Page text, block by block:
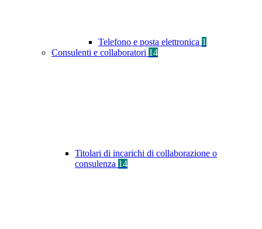
Telefono e posta elettronica 1
Consulenti e collaboratori 14
Titolari di incarichi di collaborazione o
consulenza 14